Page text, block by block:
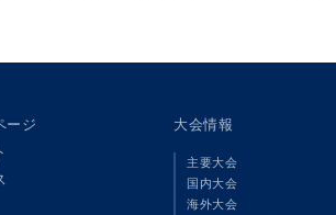
ージ
大会情報
主要大会
国内大会
海外大会